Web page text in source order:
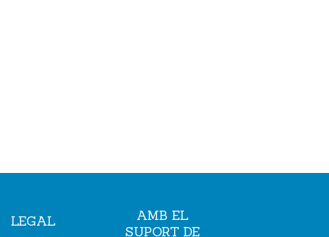
LEGAL
AMB EL
SUPORT DE